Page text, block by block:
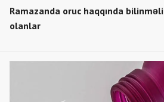
Ramazanda oruc haqqında bilinməli
olanlar